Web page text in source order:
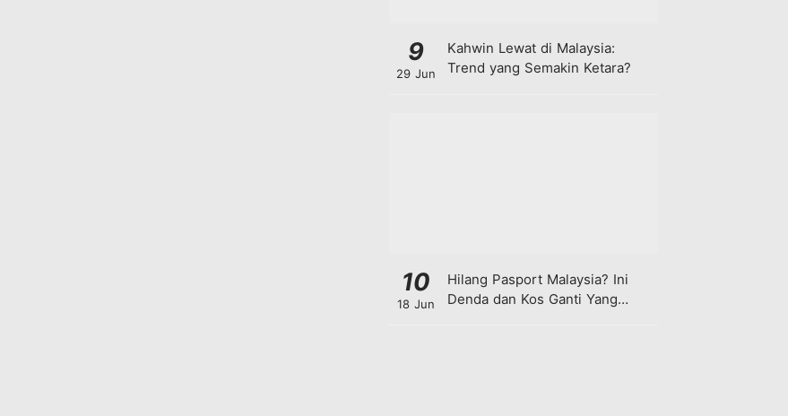
9
29 Jun
Kahwin Lewat di Malaysia:
Trend yang Semakin Ketara?
10
18 Jun
Hilang Pasport Malaysia? Ini
Denda dan Kos Ganti Yang